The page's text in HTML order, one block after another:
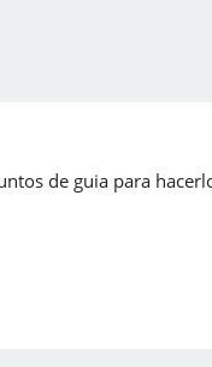
de guia para